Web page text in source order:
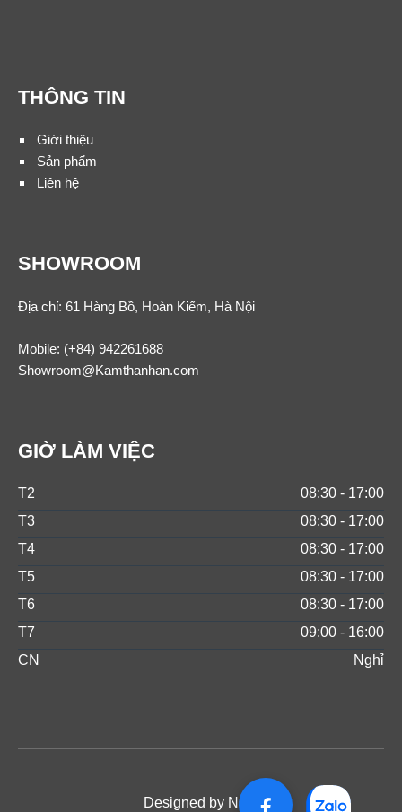
THÔNG TIN
Giới thiệu
Sản phẩm
Liên hệ
SHOWROOM
Địa chỉ: 61 Hàng Bồ, Hoàn Kiếm, Hà Nội
Mobile: (+84) 942261688
Showroom@Kamthanhan.com
GIỜ LÀM VIỆC
T2
08:30 - 17:00
T3
08:30 - 17:00
T4
08:30 - 17:00
T5
08:30 - 17:00
T6
08:30 - 17:00
T7
09:00 - 16:00
CN
Nghỉ
Designed by NOS